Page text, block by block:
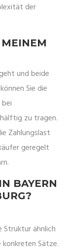
der
und beide
Sie die
zu tragen.
Zahlungslast
geregelt
BAYERN
Struktur ähnlich
Sätze.